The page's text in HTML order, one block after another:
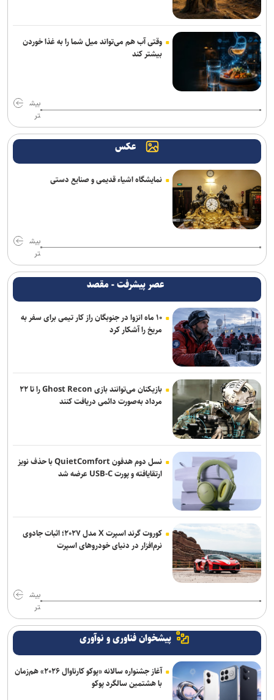
ورود بیش از ۳۳۰۰ زائر افغانستانی از مرز دوغارون به ایران
سامانه جامع پایش آب و برق کشور راه اندازی می‌شود
صنعت انرژی در مسیربازآفرینی/ ناترازی انرژی از بحران مقطعی تا ضرورت
جراحی حکمرانی
پیش بینی رگبار و رعدوبرق در ارتفاعات شمال کشور/ تداوم وزش باد
کشور/صرفه اقتصادی ۴ برابری بهینه‌سازی نسبت به نیروگاه‌سازی
وزیر راه: تکمیل مسکن مهر و اتصال ریلی پردیس با جدیت دنبال می‌شود
تراکنش‌های بانکی
ثبت رکورد ۱۰ هزار جایگزینی موفق/ بهینه‌سازی انرژی با مشارکت همگانی
محقق شد
دانش فنی و نوسازی بذرها برای تضمین امنیت غذایی
وقتی آب هم می‌تواند میل شما را به غذا خوردن
بیشتر کند
بیش
تر
عکس
نمایشگاه اشیاء قدیمی و صنایع دستی
بیش
تر
عصر پیشرفت - مقصد
۱۰ ماه انزوا در جنوبگان راز کار تیمی برای سفر به
مریخ را آشکار کرد
بازیکنان می‌توانند بازی Ghost Recon را تا ۲۲
مرداد به‌صورت دائمی دریافت کنند
نسل دوم هدفون QuietComfort با حذف نویز
ارتقایافته و پورت USB-C عرضه شد
کوروت گرند اسپرت X مدل ۲۰۲۷؛ اثبات جادوی
نرم‌افزار در دنیای خودروهای اسپرت
بیش
تر
پیشخوان فناوری و نوآوری
آغاز جشنواره سالانه «پوکو کارناوال ۲۰۲۶» هم‌زمان
با هشتمین سالگرد پوکو